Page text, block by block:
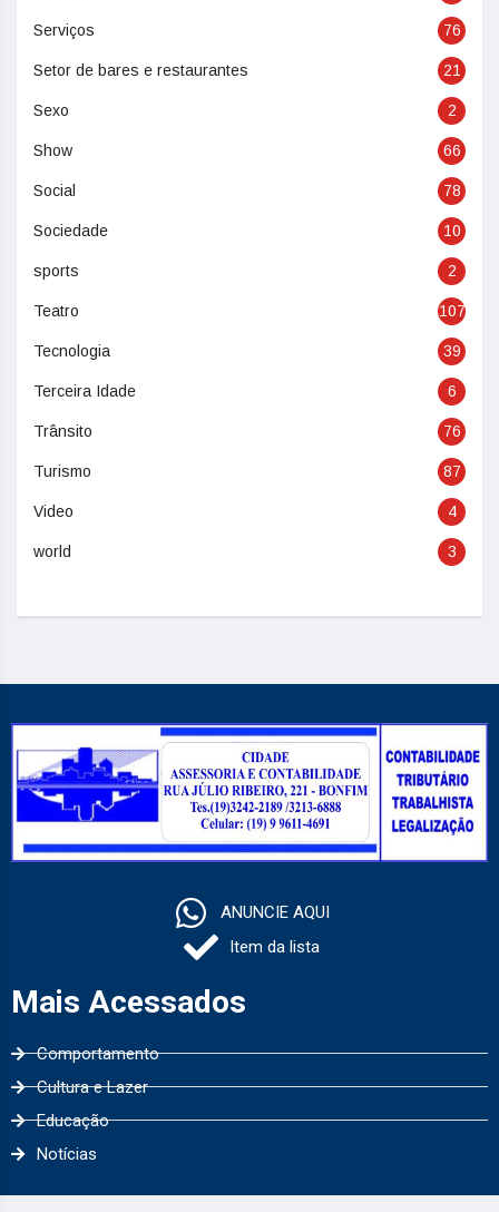
Serviços 76
Setor de bares e restaurantes 21
Sexo 2
Show 66
Social 78
Sociedade 10
sports 2
Teatro 107
Tecnologia 39
Terceira Idade 6
Trânsito 76
Turismo 87
Video 4
world 3
ANUNCIE AQUI
Item da lista
Mais Acessados
Comportamento
Cultura e Lazer
Educação
Notícias